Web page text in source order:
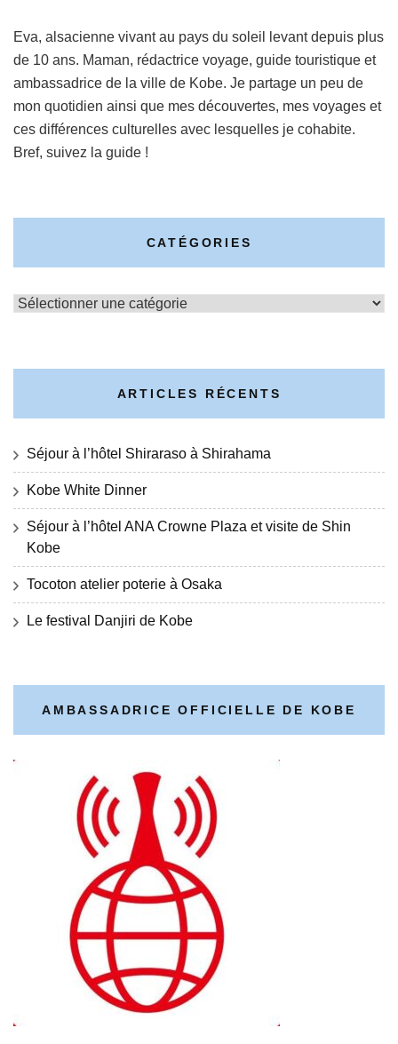
Eva, alsacienne vivant au pays du soleil levant depuis plus
de 10 ans. Maman, rédactrice voyage, guide touristique et
ambassadrice de la ville de Kobe. Je partage un peu de
mon quotidien ainsi que mes découvertes, mes voyages et
ces différences culturelles avec lesquelles je cohabite.
Bref, suivez la guide !
CATÉGORIES
Catégories
ARTICLES RÉCENTS
Séjour à l’hôtel Shiraraso à Shirahama
Kobe White Dinner
Séjour à l’hôtel ANA Crowne Plaza et visite de Shin
Kobe
Tocoton atelier poterie à Osaka
Le festival Danjiri de Kobe
AMBASSADRICE OFFICIELLE DE KOBE